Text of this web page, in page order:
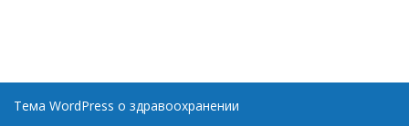
Тема WordPress о здравоохранении